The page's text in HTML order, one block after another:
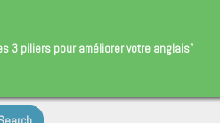
3 piliers pour améliorer ​votre anglais"